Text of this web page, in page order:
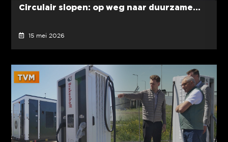
Circulair slopen: op weg naar duurzame...
15 mei 2026